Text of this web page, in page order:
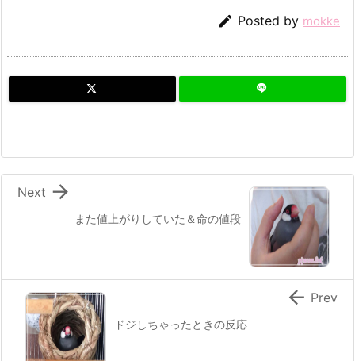
 Posted by mokke
また値上がりしていた＆命の値段

Next
ドジしちゃったときの反応
 Prev